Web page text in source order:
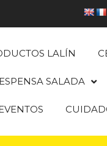
LALÍN
SALADA